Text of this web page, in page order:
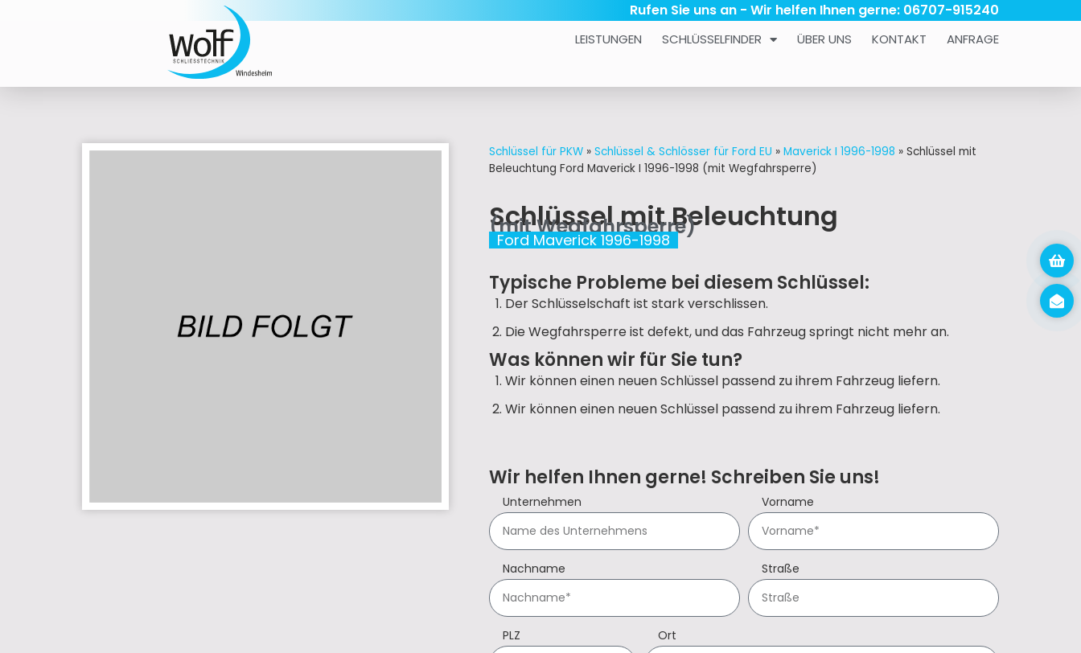
Rufen Sie uns an - Wir helfen Ihnen gerne: 06707-915240
LEISTUNGEN SCHLÜSSELFINDER ÜBER UNS KONTAKT ANFRAGE
Schlüssel für PKW » Schlüssel & Schlösser für Ford EU » Maverick I 1996-1998 » Schlüssel mit
Beleuchtung Ford Maverick I 1996-1998 (mit Wegfahrsperre)
Schlüssel mit Beleuchtung
(mit Wegfahrsperre)
Ford Maverick 1996-1998
Typische Probleme bei diesem Schlüssel:
Der Schlüsselschaft ist stark verschlissen.
Die Wegfahrsperre ist defekt, und das Fahrzeug springt nicht mehr an.
Was können wir für Sie tun?
Wir können einen neuen Schlüssel passend zu ihrem Fahrzeug liefern.
Wir können einen neuen Schlüssel passend zu ihrem Fahrzeug liefern.
Wir helfen Ihnen gerne! Schreiben Sie uns!
Unternehmen Vorname
Nachname Straße
PLZ Ort